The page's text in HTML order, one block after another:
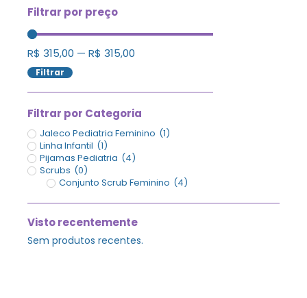
Filtrar por preço
R$ 315,00 — R$ 315,00
Filtrar
Filtrar por Categoria
Jaleco Pediatria Feminino (1)
Linha Infantil (1)
Pijamas Pediatria (4)
Scrubs (0)
Conjunto Scrub Feminino (4)
Visto recentemente
Sem produtos recentes.